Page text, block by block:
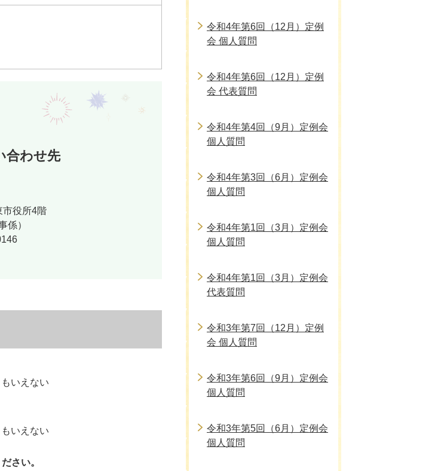
合わせ先
市役所4階
係）
いえない
いえない
さい。
令和4年第6回（12月）定例
会 個人質問
令和4年第6回（12月）定例
会 代表質問
令和4年第4回（9月）定例会
個人質問
令和4年第3回（6月）定例会
個人質問
令和4年第1回（3月）定例会
個人質問
令和4年第1回（3月）定例会
代表質問
令和3年第7回（12月）定例
会 個人質問
令和3年第6回（9月）定例会
個人質問
令和3年第5回（6月）定例会
個人質問